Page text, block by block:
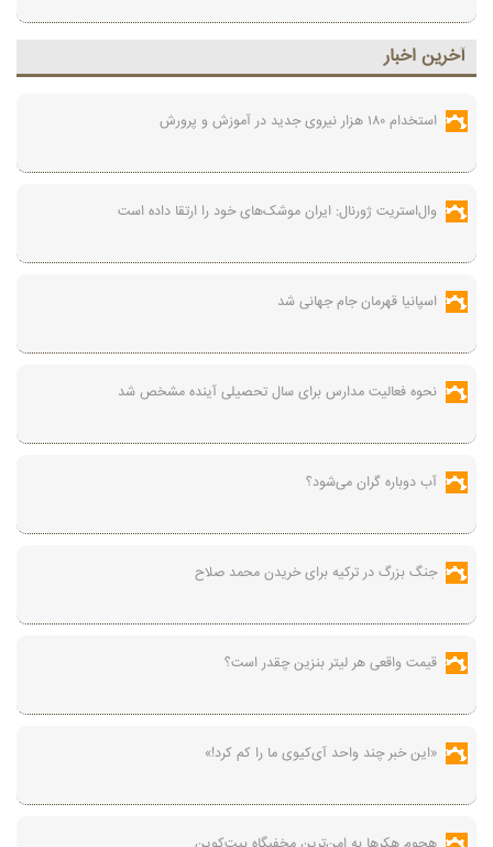
آخرين اخبار
استخدام ۱۸۰ هزار نیروی جدید در آموزش‌ و پرورش
وال‌استریت ژورنال: ایران موشک‌های خود را ارتقا داده است
اسپانیا قهرمان جام جهانی شد
نحوه فعالیت مدارس برای سال تحصیلی آینده مشخص شد
آب دوباره گران می‌شود؟
جنگ بزرگ در ترکیه برای خریدن محمد صلاح
قیمت واقعی هر لیتر بنزین چقدر است؟
«این خبر چند واحد آی‌کیوی ما را کم کرد!»